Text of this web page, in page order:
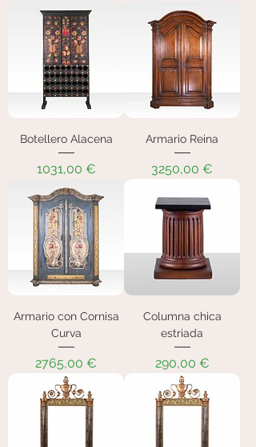
Botellero Alacena
Precio
1031,00 €
Armario Reina
Precio
3250,00 €
Armario con Cornisa
Curva
Precio
2765,00 €
Columna chica
estriada
Precio
290,00 €